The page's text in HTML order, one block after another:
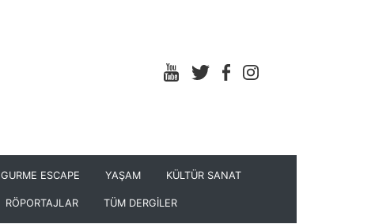
GURME ESCAPE YAŞAM KÜLTÜR SANAT
RÖPORTAJLAR TÜM DERGİLER